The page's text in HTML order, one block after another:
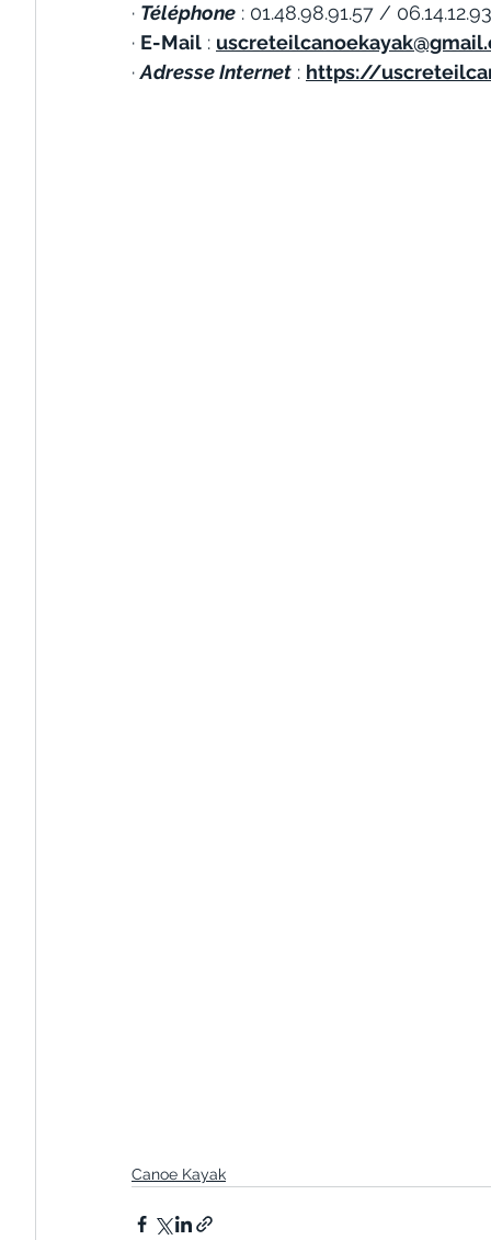
· Téléphone : 01.48.98.91.57 /
· E-Mail :
· Adresse Internet : https://
Canoe Kayak